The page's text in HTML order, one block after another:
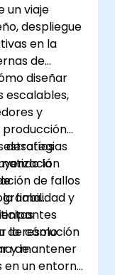
un viaje
despliegue
en la
de
diseñar
escalables,
y
producción
estrategias
fiabilidad y
desafíos
la
de fallos
la resolución
de
de cómo
y mantener
en un entorno